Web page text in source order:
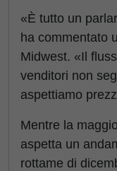
«È tutto un
ha commentato
Midwest. «Il
venditori non
aspettiamo
Mentre la
aspetta un
rottame di